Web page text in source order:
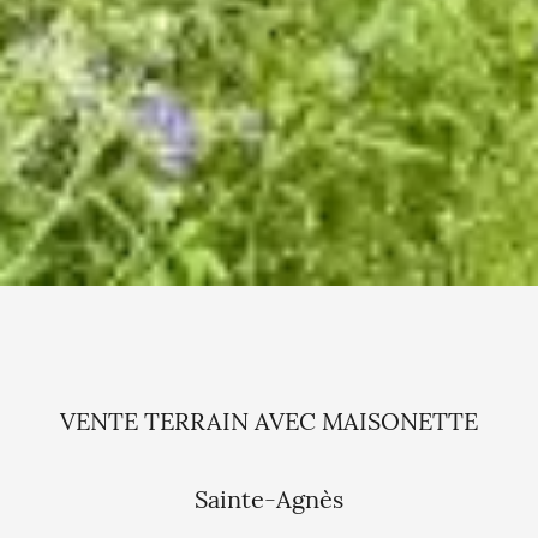
VENTE TERRAIN AVEC MAISONETTE
Sainte-Agnès